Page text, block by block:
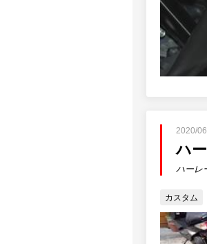
2020/
ハ
ハーレ
カスタム